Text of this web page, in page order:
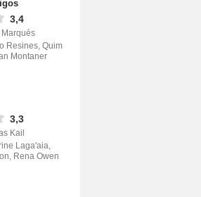
3,4
Marqués
Resines, Quim
Montaner
3,3
Kail
Laga'aia,
Rena Owen